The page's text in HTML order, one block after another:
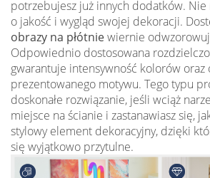
potrzebujesz już innych dodatków. Nie
o jakość i wygląd swojej dekoracji.
obrazy na płótniewiernie
Odpowiednio dostosowana
gwarantuje intensywność kolorów oraz
prezentowanego motywu. Tego typu
doskonałe rozwiązanie, jeśli wciąż
miejsce na ścianie i zastanawiasz się,
stylowy element dekoracyjny, dzięki
się wyjątkowo przytulne.